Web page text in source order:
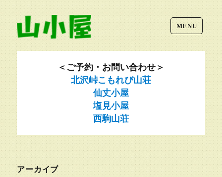
MENU
＜ご予約・お問い合わせ＞
北沢峠こもれび山荘
仙丈小屋
塩見小屋
西駒山荘
アーカイブ